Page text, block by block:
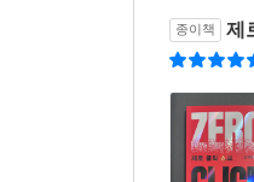
종이책 제